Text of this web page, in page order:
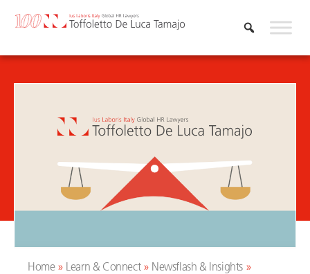
Home» Learn & Connect» Newsflash & Insights »